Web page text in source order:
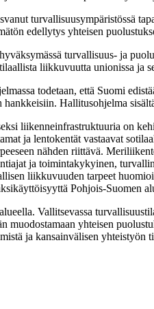
turvallisuusympäristössä
edellytys yhteisen
turvallisuus- ja
liikkuvuutta unionissa ja
todetaan, että Suomi
Hallitusohjelma
liikenneinfrastruktuuria on
ja lentokentät vastaavat
nähden riittävä.
ja toimintakykyinen,
liikkuvuuden tarpeet
Pohjois-Suomen
Vallitsevassa
muodostamaan yhteisen
ja kansainvälisen yhteistyön